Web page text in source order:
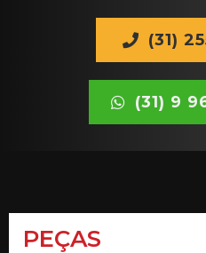
(31)
(31) 9
PEÇAS